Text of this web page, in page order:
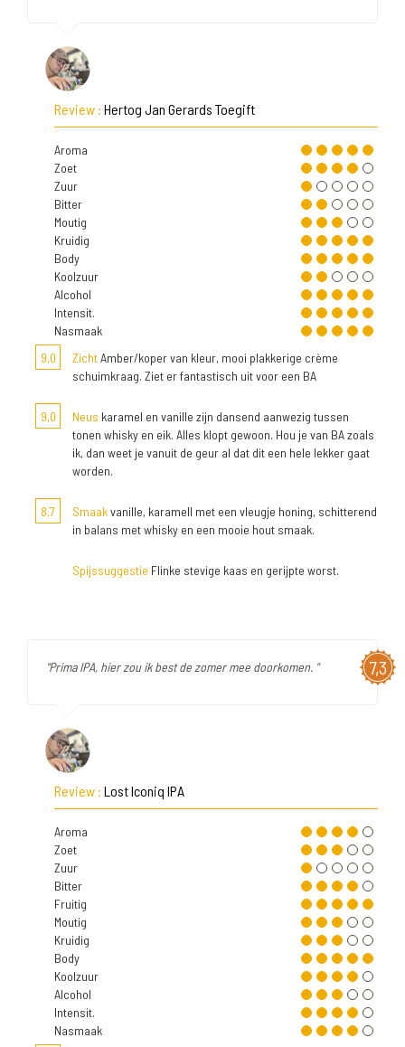
Review : Hertog Jan Gerards Toegift
Aroma
Zoet
Zuur
Bitter
Moutig
Kruidig
Body
Koolzuur
Alcohol
Intensit.
Nasmaak
9,0
ZichtAmber/koper van kleur, mooi plakkerige crème
schuimkraag. Ziet er fantastisch uit voor een BA
9,0 Neus karamel en vanille zijn dansend aanwezig tussen
tonen whisky en eik. Alles klopt gewoon. Hou je van BA zoals
ik, dan weet je vanuit de geur al dat dit een hele lekker gaat
worden.
8,7 Smaakvanille, karamell met een vleugje honing, schitterend
in balans met whisky en een mooie hout smaak.
Spijssuggestie Flinke stevige kaas en gerijpte worst.
7,3
"Prima IPA, hier zou ik best de zomer mee doorkomen. "
Review : Lost Iconiq IPA
Aroma
Zoet
Zuur
Bitter
Fruitig
Moutig
Kruidig
Body
Koolzuur
Alcohol
Intensit.
Nasmaak